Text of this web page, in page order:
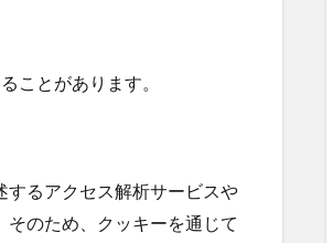
ことがあります。
するアクセス解析サービスや
のため、クッキーを通じて